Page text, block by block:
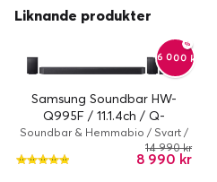
Liknande produkter
-6 000 kr
Samsung Soundbar HW-
Q995F / 11.1.4ch / Q-
Symphony
Soundbar & Hemmabio / Svart /
Kabelansluten, Trådlös
8 990 kr
14 990 kr